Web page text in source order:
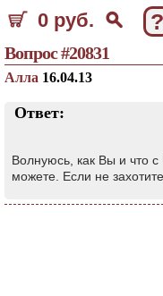
0 руб. ?
Вопрос #20831
Алла 16.04.13
Ответ:
Волнуюсь, как Вы и что
можете. Если не